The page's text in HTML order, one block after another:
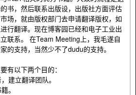
书，然后联系出版设，出版社方面评估
场，就由版权部门去申请翻译版权，如
行翻译。现在博客园已经和电子工业出
联系。 在Team Meeting上，我毛遂自
的支持，当然少不了dudu的支持。
有以下两个目的：
建立翻译团队。
。